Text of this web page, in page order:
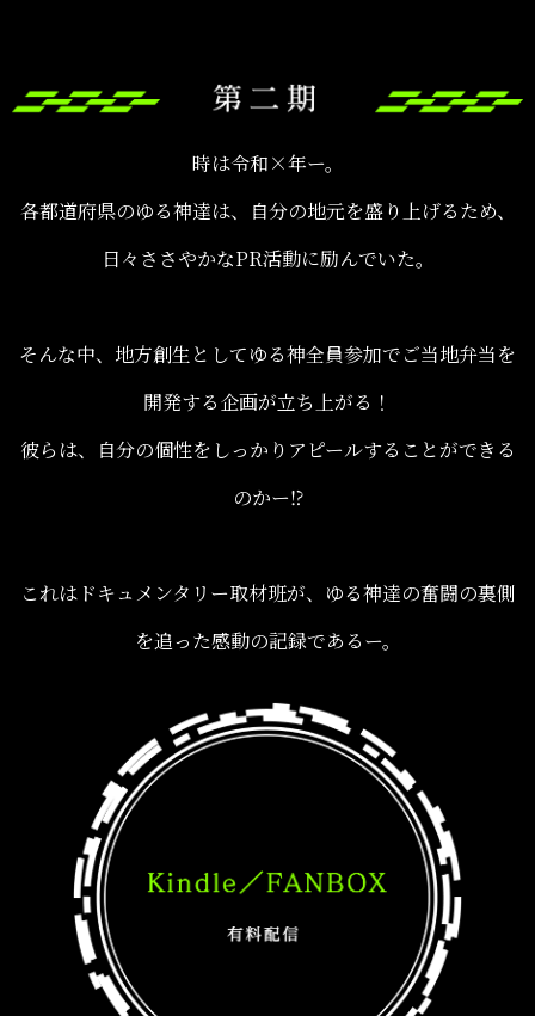
時は令和×年ー。
各都道府県のゆる神達は、自分の地元を盛り上げるため、
日々ささやかなPR活動に励んでいた。
そんな中、地方創生としてゆる神全員参加でご当地弁当を
開発する企画が立ち上がる！
彼らは、自分の個性をしっかりアピールすることができる
のかー⁉︎
これはドキュメンタリー取材班が、ゆる神達の奮闘の裏側
を追った感動の記録であるー。